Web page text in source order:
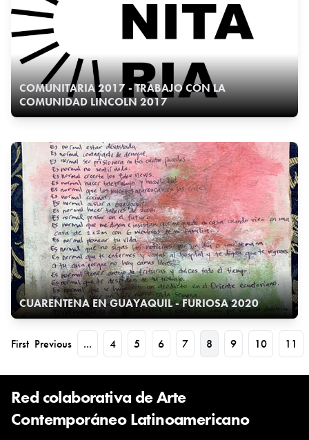
COMUNITARIA 2017 - TRABAJO CON LA
COMUNIDAD LINCOLN 2017
CUARENTENA EN GUAYAQUIL - FURIOSA 2020
First Previous ... 4 5 6 7 8 9 10 11
Red colaborativa de Arte
Contemporáneo Latinoamericano